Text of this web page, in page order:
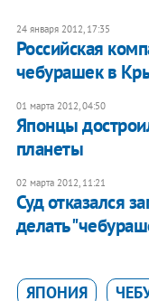
24 января 2012, 17:35
Российская
чебурашек в
01 марта 2012, 04:50
Японцы
планеты
02 марта 2012, 11:21
Суд отказался
делать
ЯПОНИЯ